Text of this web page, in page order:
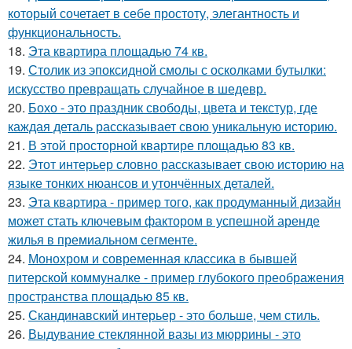
который сочетает в себе простоту, элегантность и
функциональность.
18. Эта квартира площадью 74 кв.
19. Столик из эпоксидной смолы с осколками бутылки:
искусство превращать случайное в шедевр.
20. Бохо - это праздник свободы, цвета и текстур, где
каждая деталь рассказывает свою уникальную историю.
21. В этой просторной квартире площадью 83 кв.
22. Этот интерьер словно рассказывает свою историю на
языке тонких нюансов и утончённых деталей.
23. Эта квартира - пример того, как продуманный дизайн
может стать ключевым фактором в успешной аренде
жилья в премиальном сегменте.
24. Монохром и современная классика в бывшей
питерской коммуналке - пример глубокого преображения
пространства площадью 85 кв.
25. Скандинавский интерьер - это больше, чем стиль.
26. Выдувание стеклянной вазы из мюррины - это